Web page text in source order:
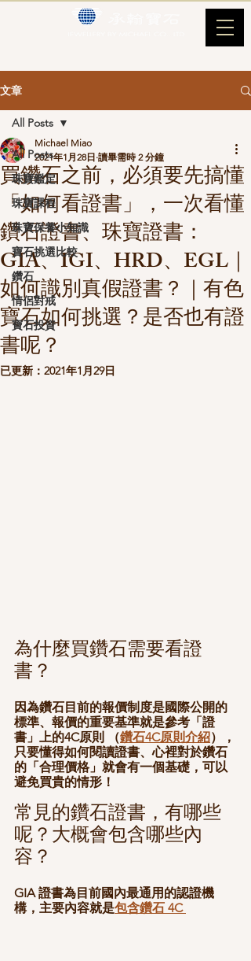
文章
All Posts
珠寶鑑定
珠寶課程
珠寶保養小知識
寶石挑選比較
鑽石
情侶對戒
寶石投資
All Posts
買鑽石之前，必須要先搞懂
「如何看證書」，一次看懂
鑽石證書、珠寶證書：
GIA、IGI、HRD、EGL｜
如何識別真假證書？｜有色
寶石如何挑選？是否也有證
書呢？
Michael Miao
2021年1月28日 讀畢需時 2 分鐘
已更新： 2021年1月29日
為什麼買鑽石需要看證
書？
因為鑽石目前的報價制度是國際公開的
標準、報價的重要基準就是參考「證
書」上的4C原則 （鑽石4C原則介紹），
只要懂得如何閱讀證書、心裡對於鑽石
的「合理價格」就會有一個基礎，可以
避免買貴的情形！
常見的鑽石證書，有哪些
呢？大概會包含哪些內
容？
GIA 證書為目前國內最通用的認證機
構，主要內容就是包含鑽石 4C